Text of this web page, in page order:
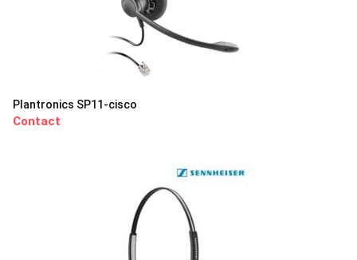
Plantronics SP11-cisco
Contact